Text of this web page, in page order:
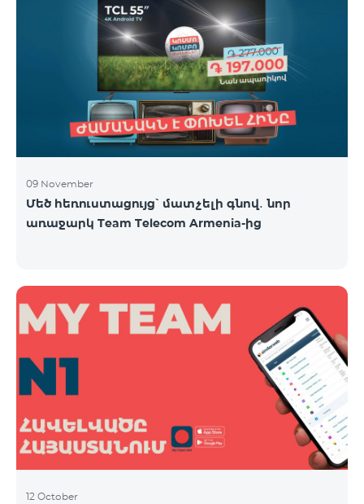
09 November
Մեծ հեռուստացույց՝ մատչելի գնով․ նոր
առաջարկ Team Telecom Armenia-ից
12 October